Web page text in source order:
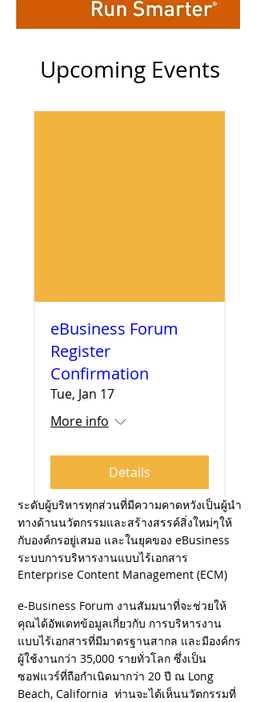
Upcoming Events
eBusiness Forum
Register
Confirmation
Tue, Jan 17
More info
Details
ระดับผู้บริหารทุกส่วนที่มีความคาดหวังเป็นผู้นำ
ทางด้านนวัตกรรมและสร้างสรรค์สิ่งใหม่ๆให้
กับองค์กรอยู่เสมอ และในยุคของ eBusiness
ระบบการบริหารงานแบบไร้เอกสาร
Enterprise Content Management (ECM)
e-Business Forum งานสัมมนาที่จะช่วยให้
คุณได้อัพเดทข้อมูลเกี่ยวกับ การบริหารงาน
แบบไร้เอกสารที่มีมาตรฐานสากล และมีองค์กร
ผู้ใช้งานกว่า 35,000 รายทั่วโลก ซึ่งเป็น
ซอฟแวร์ที่ถือกำเนิดมากว่า 20 ปี ณ Long
Beach, California ท่านจะได้เห็นนวัตกรรมที่